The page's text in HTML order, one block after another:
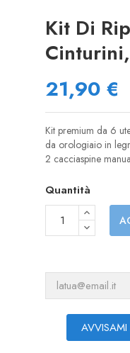
Kit Di
21,90 €
Kit premium da 6
da orologiaio in
2 cacciaspine
Quantità